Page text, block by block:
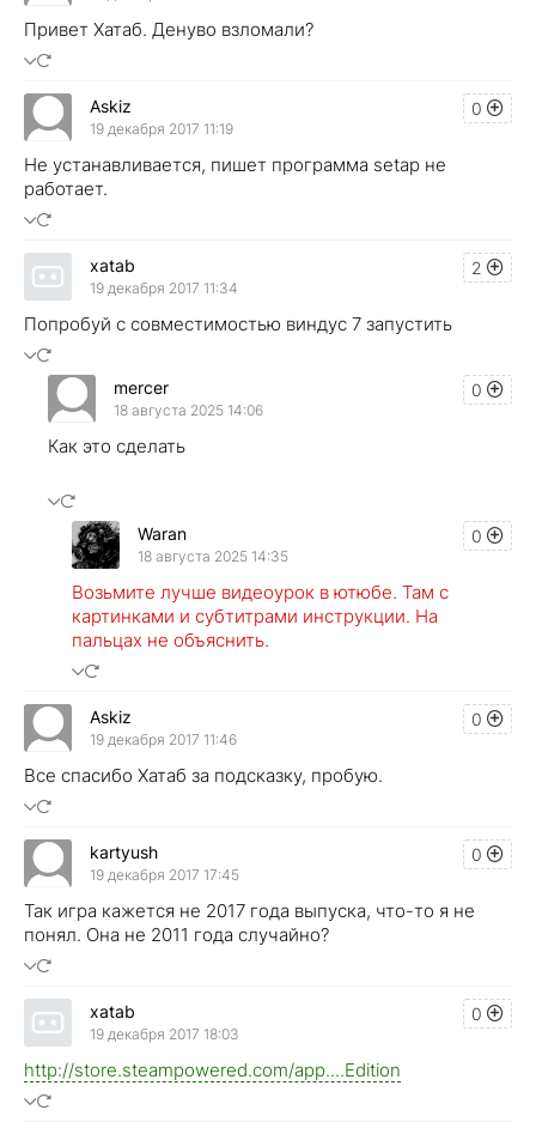
Привет Хатаб. Денуво взломали?
0
Askiz
19 декабря 2017 11:19
Не устанавливается, пишет программа setap не
работает.
2
xatab
19 декабря 2017 11:34
Попробуй с совместимостью виндус 7 запустить
0
mercer
18 августа 2025 14:06
Как это сделать
0
Waran
18 августа 2025 14:35
Возьмите лучше видеоурок в ютюбе. Там с
картинками и субтитрами инструкции. На
пальцах не объяснить.
0
Askiz
19 декабря 2017 11:46
Все спасибо Хатаб за подсказку, пробую.
0
kartyush
19 декабря 2017 17:45
Так игра кажется не 2017 года выпуска, что-то я не
понял. Она не 2011 года случайно?
0
xatab
19 декабря 2017 18:03
http://store.steampowered.com/app....Edition